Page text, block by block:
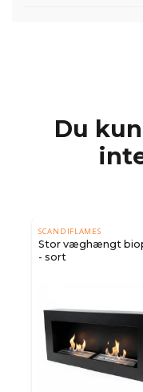
Du
SCANDIFLAMES
Stor væghængt
- sort